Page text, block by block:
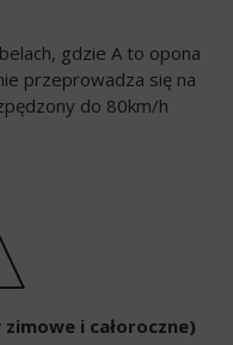
gdzie A to opona
przeprowadza się na
do 80km/h
i całoroczne)